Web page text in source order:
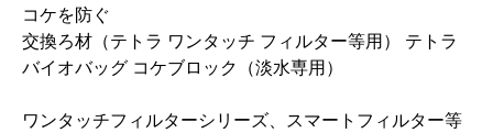
コケを防ぐ
交換ろ材（テトラ ワンタッチ フィルター等用） テトラ
バイオバッグ コケブロック（淡水専用）
ワンタッチフィルターシリーズ、スマートフィルター等